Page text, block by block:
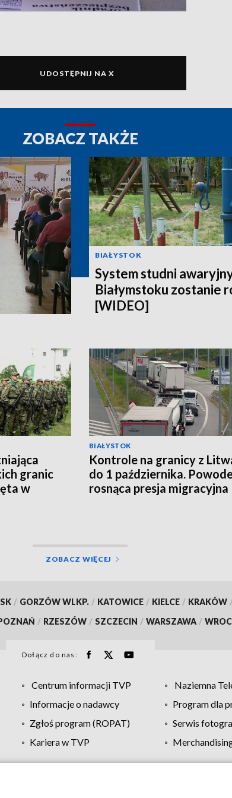
UDOSTĘPNIJ NA X
ZOBACZ TAKŻE
BIAŁYSTOK
System studni
Białymstoku zostanie
[WIDEO]
granic
w
BIAŁYSTOK
Kontrole na granicy z
do 1 października.
rosnąca presja migracyjna
ZOBACZ WIĘCEJ
/ GORZÓW WLKP. / KATOWICE / KIELCE / KRAKÓW
/ RZESZÓW / SZCZECIN / WARSZAWA /
Dołącz do nas:
Centrum informacji TVP Naziemna
Informacje o nadawcy
Program dla
Zgłoś program (ROPAT)
Serwis
Kariera w TVP